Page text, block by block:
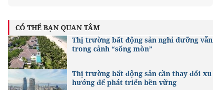
CÓ THỂ BẠN QUAN TÂM
Thị trường bất động sản nghỉ dưỡng vẫn
trong cảnh “sống mòn”
Thị trường bất động sản cần thay đổi xu
hướng để phát triển bền vững